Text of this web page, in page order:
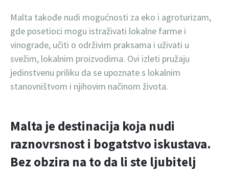
Malta takođe nudi mogućnosti za eko i agroturizam,
gde posetioci mogu istraživati lokalne farme i
vinograde, učiti o održivim praksama i uživati u
svežim, lokalnim proizvodima. Ovi izleti pružaju
jedinstvenu priliku da se upoznate s lokalnim
stanovništvom i njihovim načinom života.
Malta je destinacija koja nudi
raznovrsnost i bogatstvo iskustava.
Bez obzira na to da li ste ljubitelj